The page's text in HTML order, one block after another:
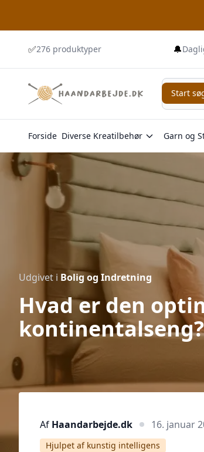
✅276 produktyper 🔔
Start
Start
Forside Diverse Kreatilbehør Garn og
Udgivet i Bolig og Indretning
Hvad er den
kontinentalseng?
Af Haandarbejde.dk 16. januar
Hjulpet af kunstig intelligens